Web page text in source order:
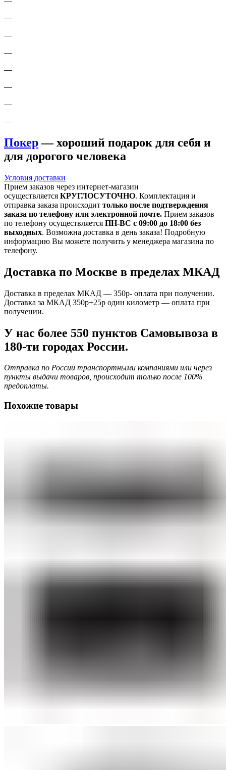
—
—
—
—
—
—
—
Покер— хороший подарок для себя и
для дорогого человека
Условия доставки
Прием заказов через интернет-магазин
осуществляется КРУГЛОСУТОЧНО. Комплектация и
отправка заказа происходит только после подтверждения
заказа по телефону или электронной почте. Прием заказов
по телефону осуществляется ПН-ВС с 09:00 до 18:00 без
выходных. Возможна доставка в день заказа! Подробную
информацию Вы можете получить у менеджера магазина по
телефону.
Доставка по Москве в пределах МКАД
Доставка в пределах МКАД — 350р- оплата при получении.
Доставка за МКАД 350р+25р один километр — оплата при
получении.
У нас более 550 пунктов Самовывоза в
180-ти городах России.
Отправка по России транспортными компаниями или через
пункты выдачи товаров, происходит только после 100%
предоплаты.
Похожие товары